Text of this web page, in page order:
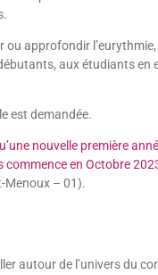
ou approfondir
aux étudiants en
est demandée.
nouvelle première
commence en Octobre
Menoux – 01).
autour de l’univers du